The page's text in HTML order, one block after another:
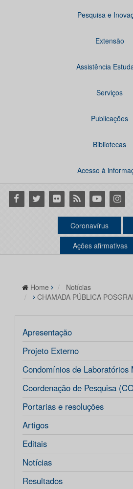
Pesquisa e
Extensão
Assistência
Serviços
Publicações
Bibliotecas
Acesso à
Facebook
Twitter Flickr RSS Youtube
Coronavírus
Ações afirmativas
Home
Notícias
CHAMADA PÚBLICA
Apresentação
Projeto Externo
Condomínios de Laboratórios
Coordenação de Pesquisa
Portarias e resoluções
Artigos
Editais
Notícias
Resultados